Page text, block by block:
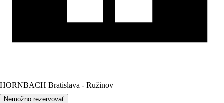
HORNBACH Bratislava - Ružinov
Nemožno rezervovať